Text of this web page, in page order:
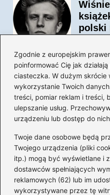
Zgodnie z europejskim
poinformować Cię jak
ciasteczka. W dużym skrócie
wykorzystanie Twoich
treści, pomiar reklam i treści,
ulepszanie usług.
urządzeniu lub dostęp do
Twoje dane osobowe będą
Twojego urządzenia (pliki
itp.) mogą być wyświetlane i
dostawców spełniających
reklamowych (62) lub im
wykorzystywane przez tę
polski
„Jaś i